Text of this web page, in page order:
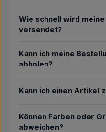
Wie schnell wird
versendet?
Kann ich meine
abholen?
Kann ich einen Artikel
Können Farben oder
abweichen?